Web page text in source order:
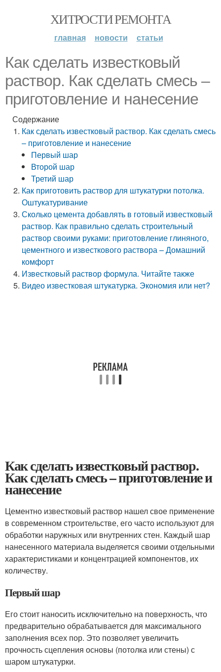
ХИТРОСТИ РЕМОНТА
главная новости статьи
Как сделать известковый
раствор. Как сделать смесь –
приготовление и нанесение
Содержание
Как сделать известковый раствор. Как сделать смесь
– приготовление и нанесение
Первый шар
Второй шар
Третий шар
Как приготовить раствор для штукатурки потолка.
Оштукатуривание
Сколько цемента добавлять в готовый известковый
раствор. Как правильно сделать строительный
раствор своими руками: приготовление глиняного,
цементного и известкового раствора – Домашний
комфорт
Известковый раствор формула. Читайте также
Видео известковая штукатурка. Экономия или нет?
Как сделать известковый раствор.
Как сделать смесь – приготовление и
нанесение
Цементно известковый раствор нашел свое применение
в современном строительстве, его часто используют для
обработки наружных или внутренних стен. Каждый шар
нанесенного материала выделяется своими отдельными
характеристиками и концентрацией компонентов, их
количеству.
Первый шар
Его стоит наносить исключительно на поверхность, что
предварительно обрабатывается для максимального
заполнения всех пор. Это позволяет увеличить
прочность сцепления основы (потолка или стены) с
шаром штукатурки.